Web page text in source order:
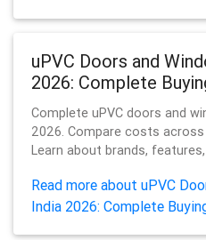
uPVC Doors and
2026: Complete
Complete uPVC doors and
2026. Compare costs across
Learn about brands,
Read more about uPVC
India 2026: Complete